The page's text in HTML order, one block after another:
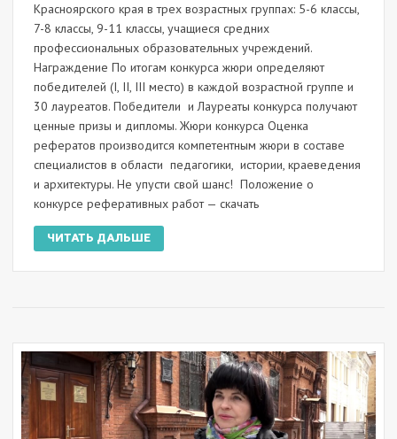
Красноярского края в трех возрастных группах: 5-6 классы,
7-8 классы, 9-11 классы, учащиеся средних
профессиональных образовательных учреждений.
Награждение По итогам конкурса жюри определяют
победителей (I, II, III место) в каждой возрастной группе и
30 лауреатов. Победители и Лауреаты конкурса получают
ценные призы и дипломы. Жюри конкурса Оценка
рефератов производится компетентным жюри в составе
специалистов в области педагогики, истории, краеведения
и архитектуры. Не упусти свой шанс! Положение о
конкурсе реферативных работ — скачать
ЧИТАТЬ ДАЛЬШЕ